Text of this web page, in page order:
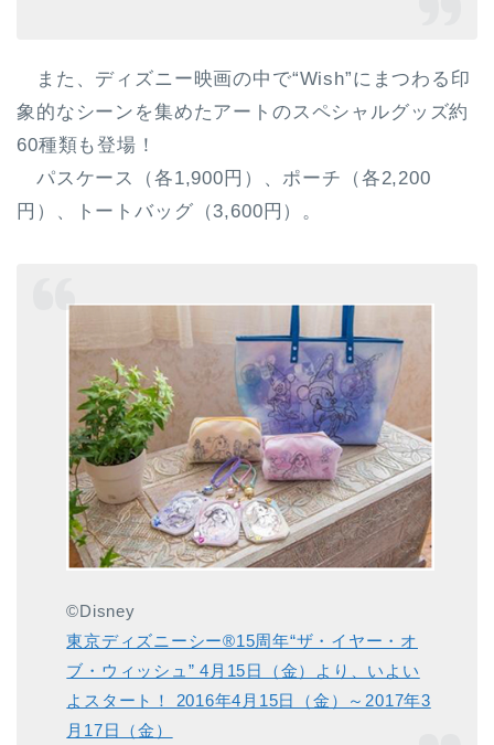
また、ディズニー映画の中で“Wish”にまつわる印
象的なシーンを集めたアートのスペシャルグッズ約
60種類も登場！
パスケース（各1,900円）、ポーチ（各2,200
円）、トートバッグ（3,600円）。
©Disney
東京ディズニーシー®15周年“ザ・イヤー・オ
ブ・ウィッシュ” 4月15日（金）より、いよい
よスタート！ 2016年4月15日（金）～2017年3
月17日（金）